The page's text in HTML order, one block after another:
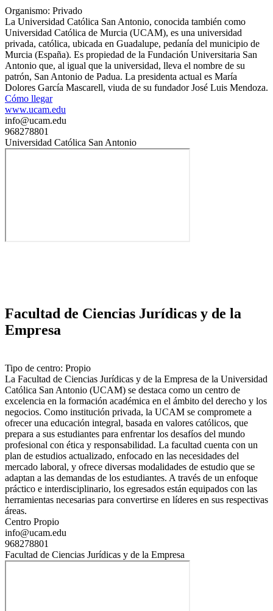
Organismo: Privado
La Universidad Católica San Antonio, conocida también como
Universidad Católica de Murcia (UCAM), es una universidad
privada, católica, ubicada en Guadalupe, pedanía del municipio de
Murcia (España). Es propiedad de la Fundación Universitaria San
Antonio que, al igual que la universidad, lleva el nombre de su
patrón, San Antonio de Padua. La presidenta actual es María
Dolores García Mascarell, viuda de su fundador José Luis Mendoza.
Cómo llegar
www.ucam.edu
info@ucam.edu
968278801
Universidad Católica San Antonio
Facultad de Ciencias Jurídicas y de la
Empresa
Tipo de centro: Propio
La Facultad de Ciencias Jurídicas y de la Empresa de la Universidad
Católica San Antonio (UCAM) se destaca como un centro de
excelencia en la formación académica en el ámbito del derecho y los
negocios. Como institución privada, la UCAM se compromete a
ofrecer una educación integral, basada en valores católicos, que
prepara a sus estudiantes para enfrentar los desafíos del mundo
profesional con ética y responsabilidad. La facultad cuenta con un
plan de estudios actualizado, enfocado en las necesidades del
mercado laboral, y ofrece diversas modalidades de estudio que se
adaptan a las demandas de los estudiantes. A través de un enfoque
práctico e interdisciplinario, los egresados están equipados con las
herramientas necesarias para convertirse en líderes en sus respectivas
áreas.
Centro Propio
info@ucam.edu
968278801
Facultad de Ciencias Jurídicas y de la Empresa